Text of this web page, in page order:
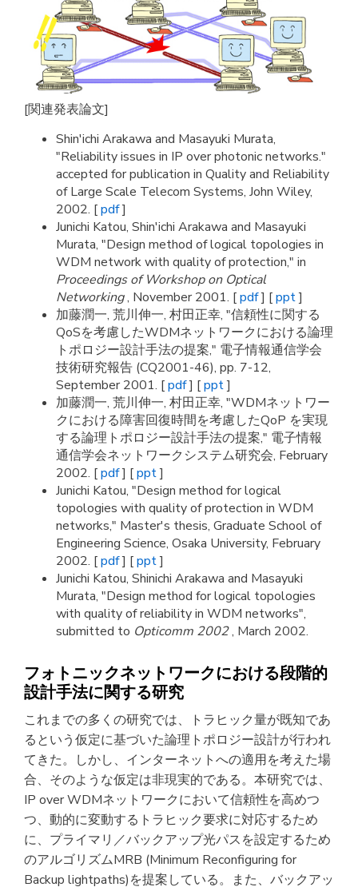
[関連発表論文]
Shin'ichi Arakawa and Masayuki Murata,
"Reliability issues in IP over photonic networks."
accepted for publication in Quality and Reliability
of Large Scale Telecom Systems, John Wiley,
2002. [pdf]
Junichi Katou, Shin'ichi Arakawa and Masayuki
Murata, "Design method of logical topologies in
WDM network with quality of protection," in
Proceedings of Workshop on Optical
Networking, November 2001. [pdf] [ppt]
加藤潤一, 荒川伸一, 村田正幸, "信頼性に関する
QoSを考慮したWDMネットワークにおける論理
トポロジー設計手法の提案," 電子情報通信学会
技術研究報告 (CQ2001-46), pp. 7-12,
September 2001. [pdf] [ppt]
加藤潤一, 荒川伸一, 村田正幸, "WDMネットワー
クにおける障害回復時間を考慮したQoP を実現
する論理トポロジー設計手法の提案," 電子情報
通信学会ネットワークシステム研究会, February
2002. [pdf] [ppt]
Junichi Katou, "Design method for logical
topologies with quality of protection in WDM
networks," Master's thesis, Graduate School of
Engineering Science, Osaka University, February
2002. [pdf] [ppt]
Junichi Katou, Shinichi Arakawa and Masayuki
Murata, "Design method for logical topologies
with quality of reliability in WDM networks",
submitted to Opticomm 2002, March 2002.
フォトニックネットワークにおける段階的
設計手法に関する研究
これまでの多くの研究では、トラヒック量が既知であ
るという仮定に基づいた論理トポロジー設計が行われ
てきた。しかし、インターネットへの適用を考えた場
合、そのような仮定は非現実的である。本研究では、
IP over WDMネットワークにおいて信頼性を高めつ
つ、動的に変動するトラヒック要求に対応するため
に、プライマリ／バックアップ光パスを設定するため
のアルゴリズムMRB (Minimum Reconfiguring for
Backup lightpaths)を提案している。また、バックアッ